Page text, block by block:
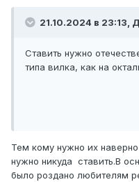
21.10.2024 в 23:13,
Ставить нужно
типа вилка, как на
Тем кому нужно их
нужно никуда ставить.В
было роздано любителям